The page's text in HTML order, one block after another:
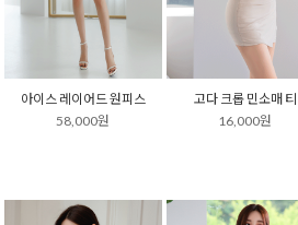
아이스 레이어드 원피스
58,000원
고다 크롭 민소매 티
16,000원